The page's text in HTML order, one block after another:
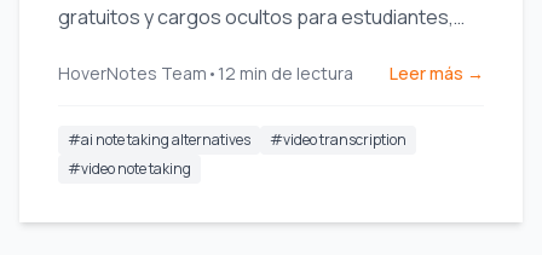
gratuitos y cargos ocultos para estudiantes,
con video.
HoverNotes Team • 12 min de lectura Leer más →
#ai note taking alternatives #video transcription
#video note taking